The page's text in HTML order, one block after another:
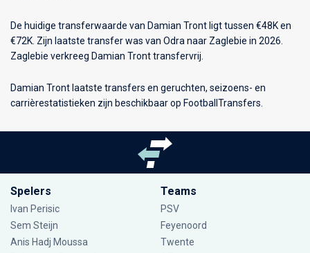
De huidige transferwaarde van Damian Tront ligt tussen €48K en
€72K. Zijn laatste transfer was van Odra naar Zaglebie in 2026.
Zaglebie verkreeg Damian Tront transfervrij.
Damian Tront laatste transfers en geruchten, seizoens- en
carrièrestatistieken zijn beschikbaar op FootballTransfers.
Spelers
Ivan Perisic
Sem Steijn
Anis Hadj Moussa
Teams
PSV
Feyenoord
Twente